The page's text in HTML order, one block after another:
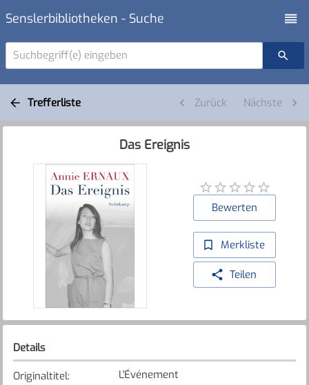
Senslerbibliotheken - Suche
Suchbegriff(e) eingeben
Trefferliste Zurück Nächste
Das Ereignis
Bewerten
Merkliste
Teilen
Details
Originaltitel:
L'Événement